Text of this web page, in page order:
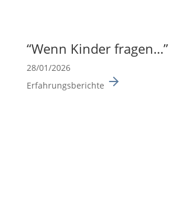
“Wenn Kinder fragen…”
28/01/2026
Erfahrungsberichte